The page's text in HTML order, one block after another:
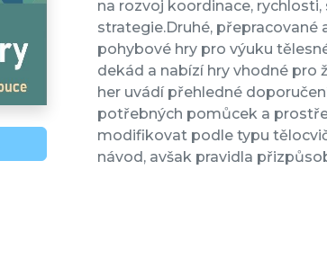
na rozvoj koordinace,
strategie.Druhé,
pohybové hry pro výuku
dekád a nabízí hry vhodné pro
her uvádí přehledné
potřebných pomůcek a
modifikovat podle typu
návod, avšak pravidla